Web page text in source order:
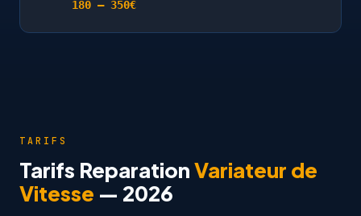
180 — 350€
TARIFS
Tarifs ReparationVariateur de
Vitesse — 2026